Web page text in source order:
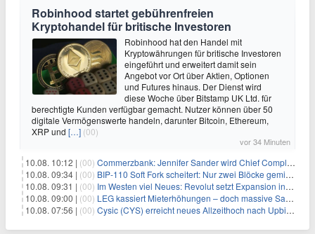
Robinhood startet gebührenfreien
Kryptohandel für britische Investoren
Robinhood hat den Handel mit
Kryptowährungen für britische Investoren
eingeführt und erweitert damit sein
Angebot vor Ort über Aktien, Optionen
und Futures hinaus. Der Dienst wird
diese Woche über Bitstamp UK Ltd. für
berechtigte Kunden verfügbar gemacht. Nutzer können über 50
digitale Vermögenswerte handeln, darunter Bitcoin, Ethereum,
XRP und […] (00)
vor 34 Minuten
10.08. 10:12 | (00) Commerzbank: Jennifer Sander wird Chief Compliance Officer der
10.08. 09:34 | (00) BIP-110 Soft Fork scheitert: Nur zwei Blöcke gemined, bevor es zum Stillstand kommt
10.08. 09:31 | (00) Im Westen viel Neues: Revolut setzt Expansion in Europa fort
10.08. 09:00 | (00) LEG kassiert Mieterhöhungen – doch massive Sanierungskosten fressen Gewinne auf
10.08. 07:56 | (00) Cysic (CYS) erreicht neues Allzeithoch nach Upbit-Listing